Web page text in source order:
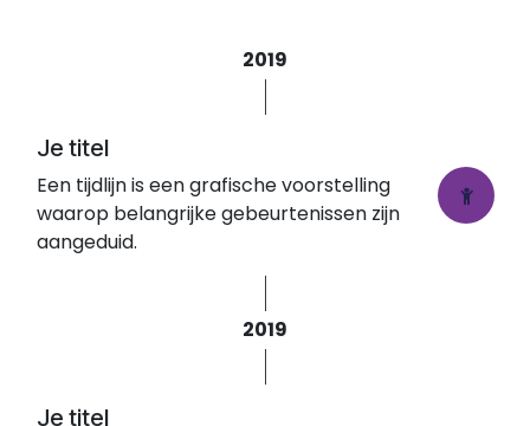
2019
Je titel
Een tijdlijn is een grafische voorstelling
waarop belangrijke gebeurtenissen zijn
aangeduid.
2019
Je titel